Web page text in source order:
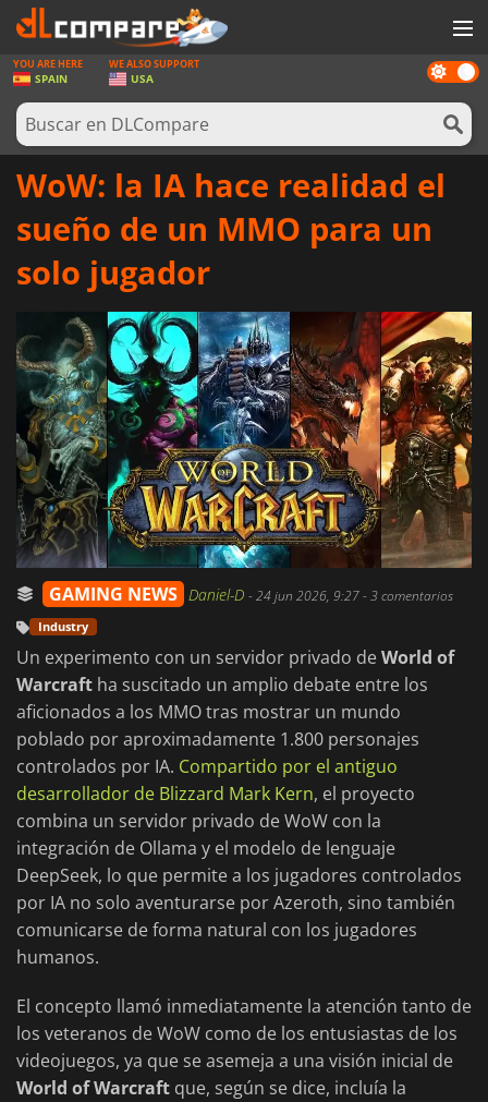
JUEGOS
TARJETAS PREPAGO
SOFTWARE
INICIAR SESIÓN O REGISTRARSE
Dark
mode
YOU ARE HERE
SPAIN
WE ALSO SUPPORT
USA
WoW: la IA hace realidad el
sueño de un MMO para un
solo jugador
GAMING NEWS Daniel-D -24 jun 2026, 9:27- 3 comentarios
Industry
Un experimento con un servidor privado deWorld of
Warcraft ha suscitado un amplio debate entre los
aficionados a los MMO tras mostrar un mundo
poblado por aproximadamente 1.800 personajes
controlados por IA. Compartido por el antiguo
desarrollador de Blizzard Mark Kern, el proyecto
combina un servidor privado de WoW con la
integración de Ollama y el modelo de lenguaje
DeepSeek, lo que permite a los jugadores controlados
por IA no solo aventurarse por Azeroth, sino también
comunicarse de forma natural con los jugadores
humanos.
El concepto llamó inmediatamente la atención tanto de
los veteranos de WoW como de los entusiastas de los
videojuegos, ya que se asemeja a una visión inicial de
World of Warcraft que, según se dice, incluía la